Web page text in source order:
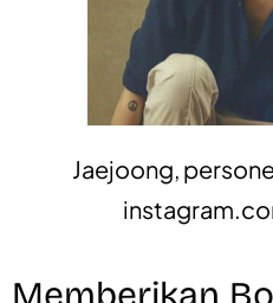
Jaejoong,
Memberikan